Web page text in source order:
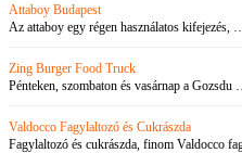
Attaboy Budapest
Az attaboy egy régen használatos kifejezés, …
Zing Burger Food Truck
Pénteken, szombaton és vasárnap a Gozsdu …
Valdocco Fagylaltozó és Cukrászda
Fagylaltozó és cukrászda, finom Valdocco